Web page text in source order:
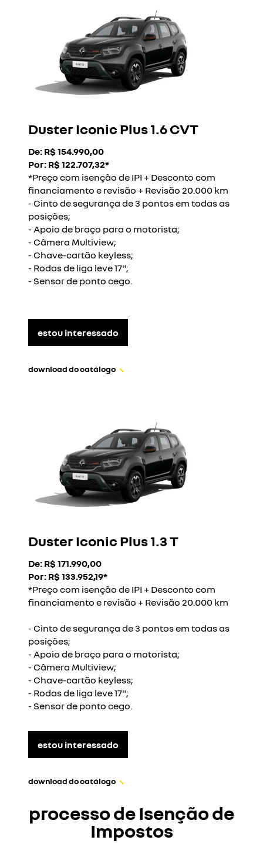
Duster Iconic Plus 1.6 CVT
De: R$ 154.990,00
Por: R$ 122.707,32*
*Preço com isenção de IPI + Desconto com
financiamento e revisão + Revisão 20.000 km
- Cinto de segurança de 3 pontos em todas as
posições;
- Apoio de braço para o motorista;
- Câmera Multiview;
- Chave-cartão keyless;
- Rodas de liga leve 17";
- Sensor de ponto cego.
estou interessado
download do catálogo
Duster Iconic Plus 1.3 T
De: R$ 171.990,00
Por: R$ 133.952,19*
*Preço com isenção de IPI + Desconto com
financiamento e revisão + Revisão 20.000 km
- Cinto de segurança de 3 pontos em todas as
posições;
- Apoio de braço para o motorista;
- Câmera Multiview;
- Chave-cartão keyless;
- Rodas de liga leve 17";
- Sensor de ponto cego.
estou interessado
download do catálogo
processo de Isenção de
Impostos